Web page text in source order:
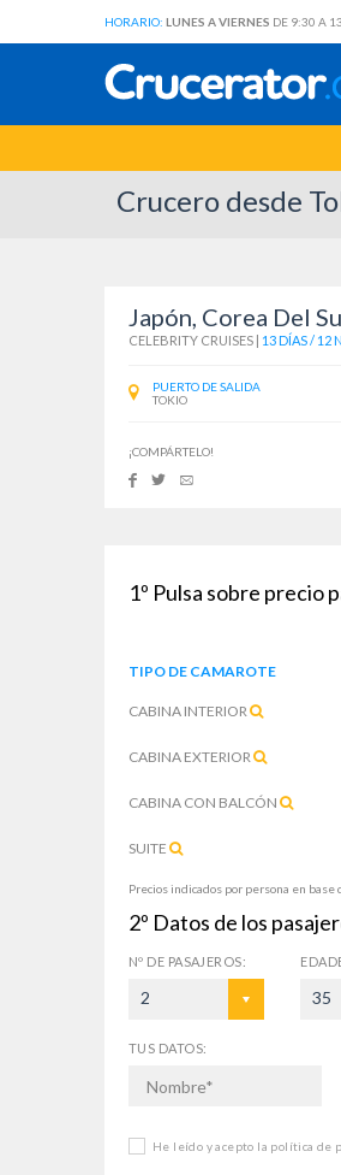
HORARIO: LUNES A VIERNES DE 9:30 A
Crucero desde
Japón, Corea Del
CELEBRITY CRUISES | 13 DÍAS / 12
PUERTO DE SALIDA
TOKIO
¡COMPÁRTELO!
1º Pulsa sobre precio
TIPO DE CAMAROTE
CABINA INTERIOR
CABINA EXTERIOR
CABINA CON BALCÓN
SUITE
Precios indicados por persona en
2º Datos de los
Nº DE PASAJEROS:
2 35
TUS DATOS:
He leído y acepto la política de